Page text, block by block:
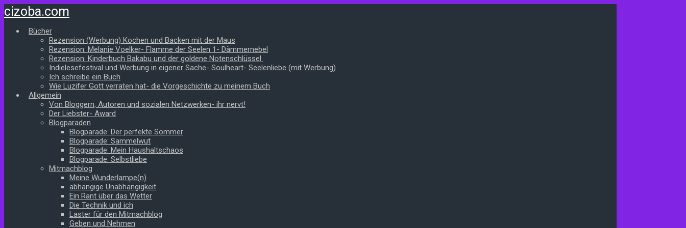
Zum
Hauptinhalt
springen
cizoba.com
Bücher
Rezension (Werbung) Kochen und Backen mit der Maus
Rezension: Melanie Voelker- Flamme der Seelen 1- Dämmernebel
Rezension: Kinderbuch Bakabu und der goldene Notenschlüssel
Indielesefestival und Werbung in eigener Sache- Soulheart- Seelenliebe (mit Werbung)
Ich schreibe ein Buch
Wie Luzifer Gott verraten hat- die Vorgeschichte zu meinem Buch
Allgemein
Von Bloggern, Autoren und sozialen Netzwerken- ihr nervt!
Der Liebster- Award
Blogparaden
Blogparade: Der perfekte Sommer
Blogparade: Sammelwut
Blogparade: Mein Haushaltschaos
Blogparade: Selbstliebe
Mitmachblog
Meine Wunderlampe(n)
abhängige Unabhängigkeit
Ein Rant über das Wetter
Die Technik und ich
Laster für den Mitmachblog
Geben und Nehmen